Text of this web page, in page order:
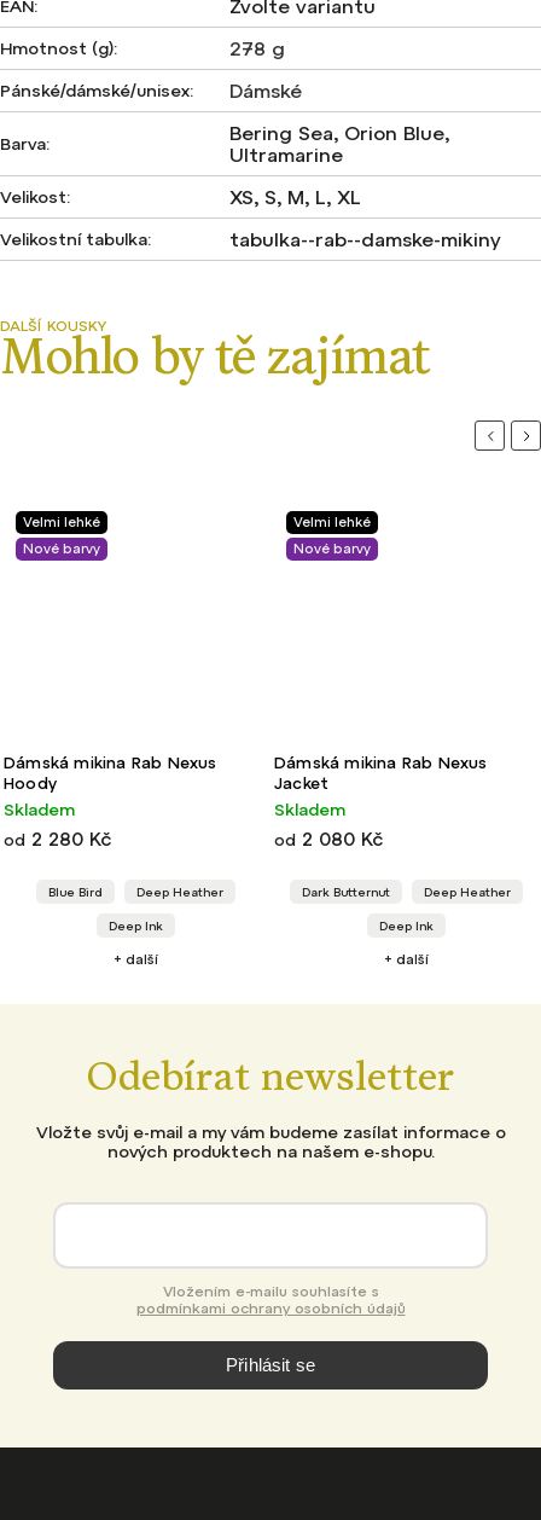
EAN: Zvolte variantu
Hmotnost (g): 278 g
Pánské/dámské/unisex: Dámské
Barva:
Bering Sea, Orion Blue,
Ultramarine
Velikost: XS, S, M, L, XL
Velikostní tabulka: tabulka--rab--damske-mikiny
Velmi lehké
Nové barvy
Dámská mikina Rab Nexus
od2 080 Kč
Dark Butternut Deep Heather
Ultralehké
Dámská mikina Rab
1 880 Kč
Beluga Deep
Odebírat newsletter
Vložte svůj e-mail a my vám budeme zasílat informace o
nových produktech na našem e-shopu.
podmínkami ochrany osobních údajů
Přihlásit se